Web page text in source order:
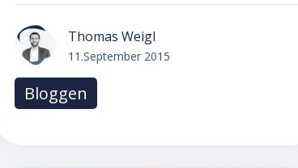
Thomas Weigl
11.September 2015
Bloggen